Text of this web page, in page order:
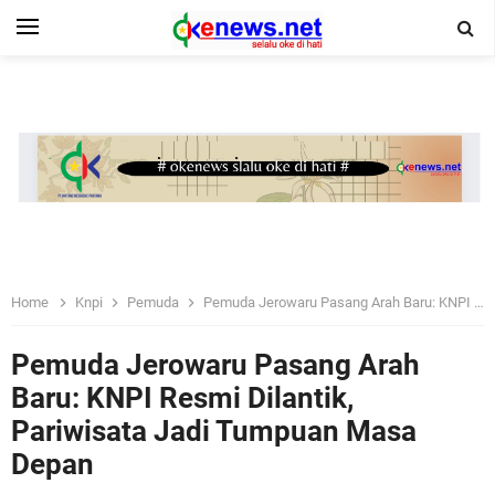
Home Knpi Pemuda Pemuda Jerowaru Pasang Arah Baru: KNPI Resmi Dilantik, Pariwisata Jadi Tumpuan Masa Depan
Pemuda Jerowaru Pasang Arah
Baru: KNPI Resmi Dilantik,
Pariwisata Jadi Tumpuan Masa
Depan